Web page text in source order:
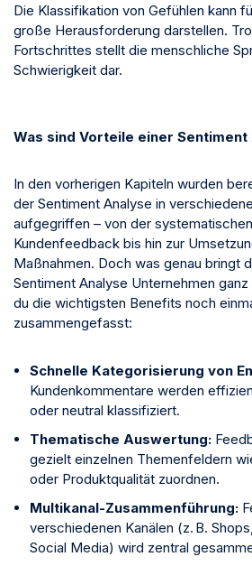
Die Klassifikation von Gefühlen kann
große Herausforderung darstellen.
Fortschrittes stellt die menschliche
Schwierigkeit dar.
Was sind Vorteile einer Sentiment
In den vorherigen Kapiteln wurden
der Sentiment Analyse in
aufgegriffen – von der
Kundenfeedback bis hin zur
Maßnahmen. Doch was genau bringt
Sentiment Analyse Unternehmen
du die wichtigsten Benefits noch
zusammengefasst:
Schnelle Kategorisierung von
Kundenkommentare werden
oder neutral klassifiziert.
Thematische Auswertung:
gezielt einzelnen Themenfeldern
oder Produktqualität zuordnen.
Multikanal-Zusammenführung:
verschiedenen Kanälen (z. B.
Social Media) wird zentral